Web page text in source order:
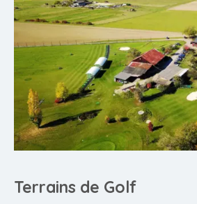
Terrains de Golf